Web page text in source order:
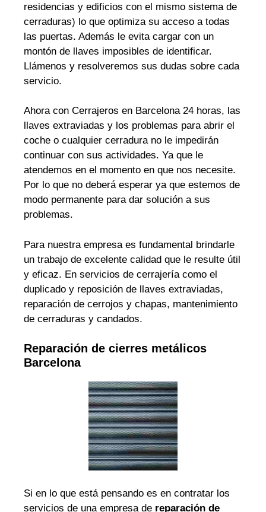
residencias y edificios con el mismo sistema de
cerraduras) lo que optimiza su acceso a todas
las puertas. Además le evita cargar con un
montón de llaves imposibles de identificar.
Llámenos y resolveremos sus dudas sobre cada
servicio.
Ahora con Cerrajeros en Barcelona 24 horas, las
llaves extraviadas y los problemas para abrir el
coche o cualquier cerradura no le impedirán
continuar con sus actividades. Ya que le
atendemos en el momento en que nos necesite.
Por lo que no deberá esperar ya que estemos de
modo permanente para dar solución a sus
problemas.
Para nuestra empresa es fundamental brindarle
un trabajo de excelente calidad que le resulte útil
y eficaz. En servicios de cerrajería como el
duplicado y reposición de llaves extraviadas,
reparación de cerrojos y chapas, mantenimiento
de cerraduras y candados.
Reparación de cierres metálicos
Barcelona
Si en lo que está pensando es en contratar los
servicios de una empresa de reparación de